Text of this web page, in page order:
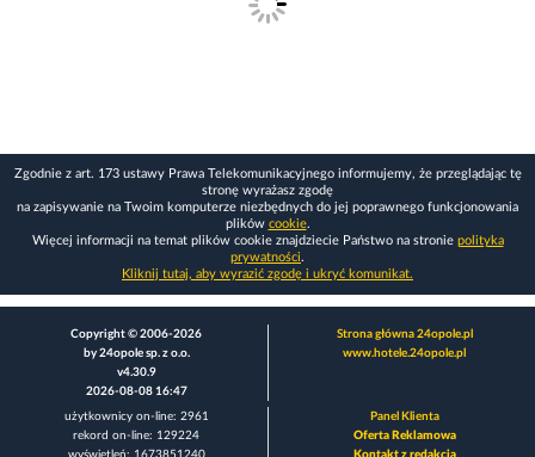
Zgodnie z art. 173 ustawy Prawa Telekomunikacyjnego informujemy, że przeglądając tę
stronę wyrażasz zgodę
na zapisywanie na Twoim komputerze niezbędnych do jej poprawnego funkcjonowania
plików cookie.
Więcej informacji na temat plików cookie znajdziecie Państwo na stronie polityka
prywatności.
Kliknij tutaj, aby wyrazić zgodę i ukryć komunikat.
Copyright © 2006-2026
by 24opole sp. z o.o.
v4.30.9
2026-08-08 16:47
Strona główna 24opole.pl
www.hotele.24opole.pl
użytkownicy on-line: 2961
rekord on-line: 129224
wyświetleń: 1673851240
Panel Klienta
Oferta Reklamowa
Kontakt z redakcją